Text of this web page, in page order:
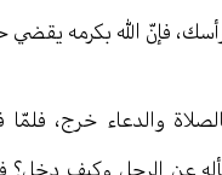
فإنّ الله بكرمه يقضي
والدعاء خرج،
عن الرجل وكيف دخل؟